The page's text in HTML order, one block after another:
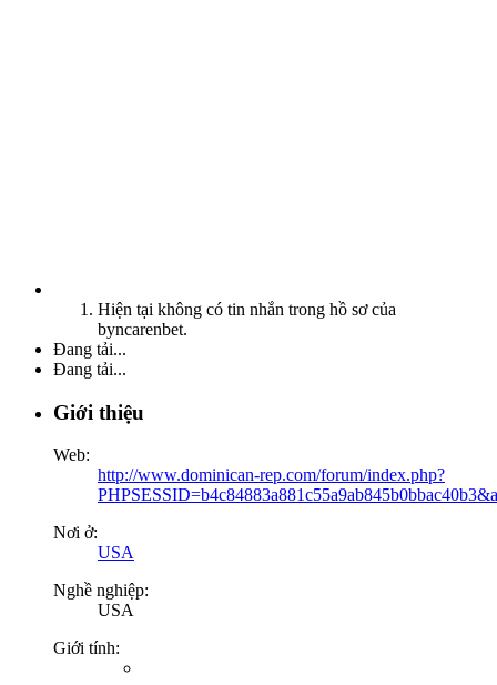
Hiện tại không có tin nhắn trong hồ sơ của
byncarenbet.
Đang tải...
Đang tải...
Giới thiệu
Web:
http://www.dominican-rep.com/forum/index.php?
Nơi ở:
USA
Nghề nghiệp:
USA
Giới tính: